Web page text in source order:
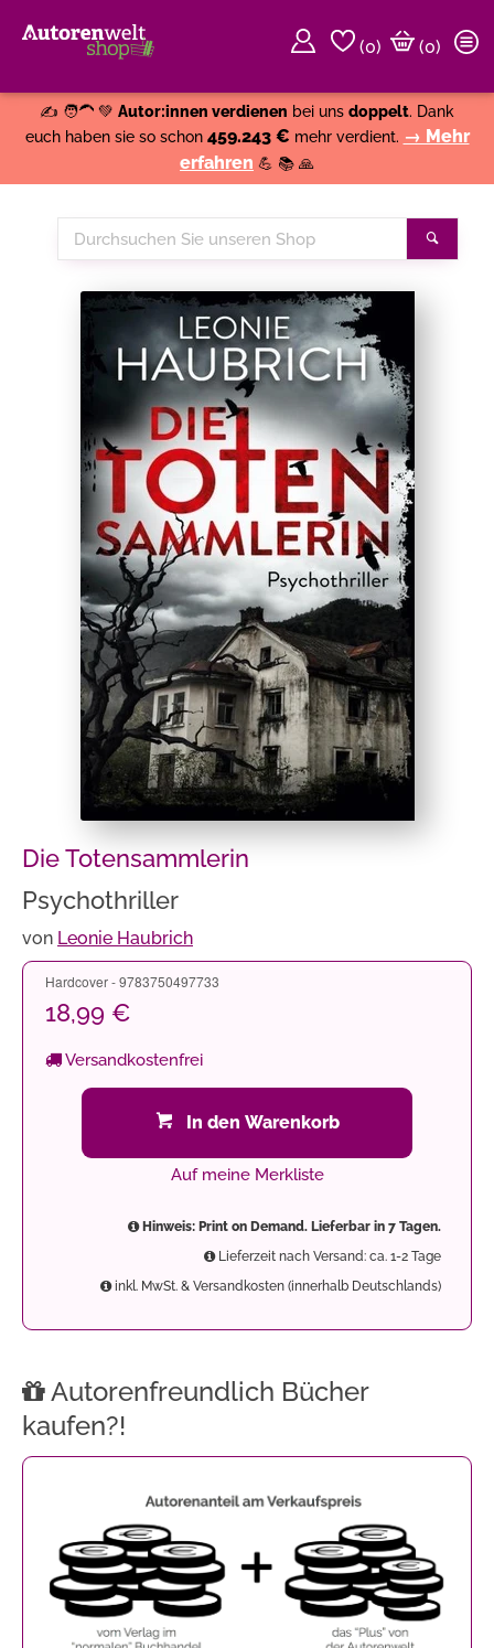
(0)
(0)
✍️ 🧑‍🦱 💚 Autor:innen verdienen bei uns doppelt. Dank
euch haben sie so schon 459.243 € mehr verdient. → Mehr
erfahren 💪 📚 🙏
Durchsuchen
Sie
Die Totensammlerin
Psychothriller
von Leonie Haubrich
Hardcover - 9783750497733
18,99 €
Versandkostenfrei
In den Warenkorb
Auf meine Merkliste
Hinweis: Print on Demand. Lieferbar in 7 Tagen.
Lieferzeit nach Versand: ca. 1-2 Tage
inkl. MwSt. & Versandkosten (innerhalb Deutschlands)
Autorenfreundlich Bücher
kaufen?!